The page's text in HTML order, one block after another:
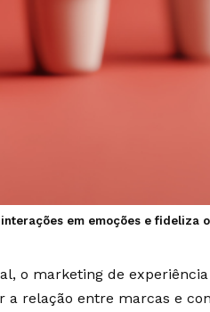
em emoções e fideliza
o marketing de
relação entre marcas e